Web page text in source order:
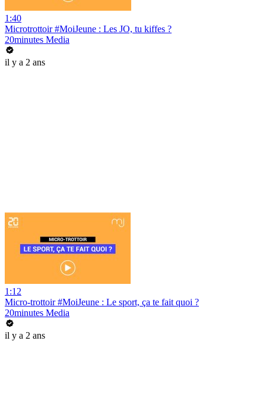
1:40
Microtrottoir #MoiJeune : Les JO, tu kiffes ?
20minutes Media
il y a 2 ans
1:12
Micro-trottoir #MoiJeune : Le sport, ça te fait quoi ?
20minutes Media
il y a 2 ans